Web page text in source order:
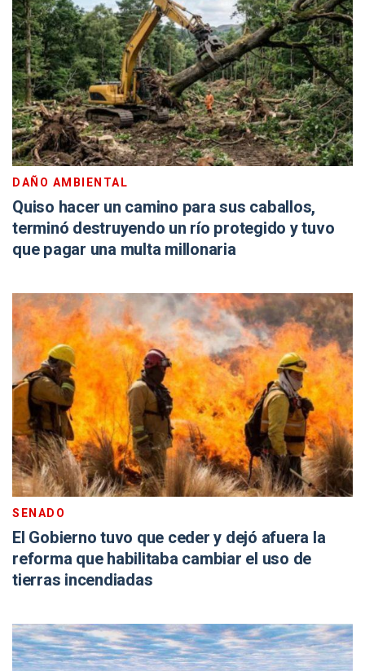
DAÑO AMBIENTAL
Quiso hacer un camino para sus caballos,
terminó destruyendo un río protegido y tuvo
que pagar una multa millonaria
SENADO
El Gobierno tuvo que ceder y dejó afuera la
reforma que habilitaba cambiar el uso de
tierras incendiadas